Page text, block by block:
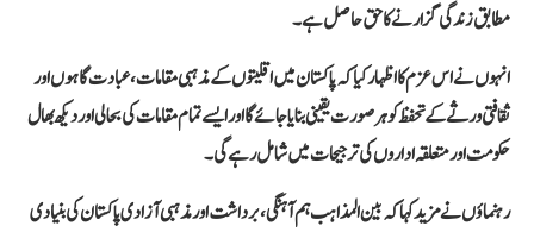
مطابق زندگی گزارنے کا حق حاصل ہے۔
انہوں نے اس عزم کا اظہار کیا کہ پاکستان میں اقلیتوں کے مذہبی مقامات، عبادت گاہوں اور
ثقافتی ورثے کے تحفظ کو ہر صورت یقینی بنایا جائے گا اور ایسے تمام مقامات کی بحالی اور دیکھ بھال
حکومت اور متعلقہ اداروں کی ترجیحات میں شامل رہے گی۔
رہنماؤں نے مزید کہا کہ بین المذاہب ہم آہنگی، برداشت اور مذہبی آزادی پاکستان کی بنیادی